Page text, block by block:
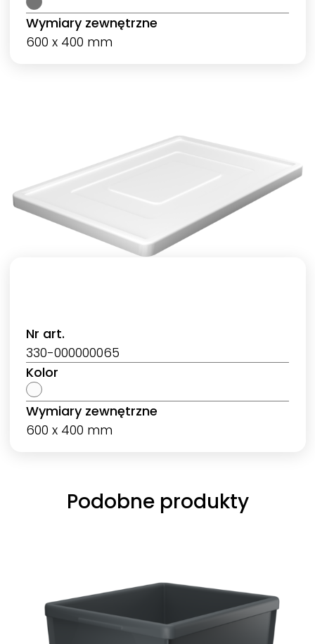
Wymiary zewnętrzne
600 x 400 mm
Nr art.
330-000000065
Kolor
Wymiary zewnętrzne
600 x 400 mm
Podobne produkty